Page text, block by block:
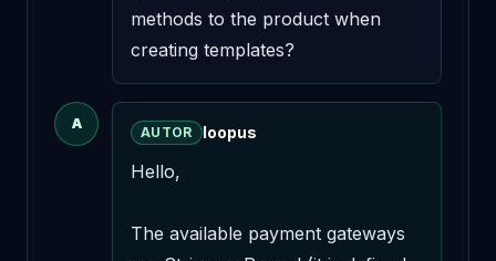
methods to the product when
creating templates?
A
AUTOR loopus
Hello,
The available payment gateways